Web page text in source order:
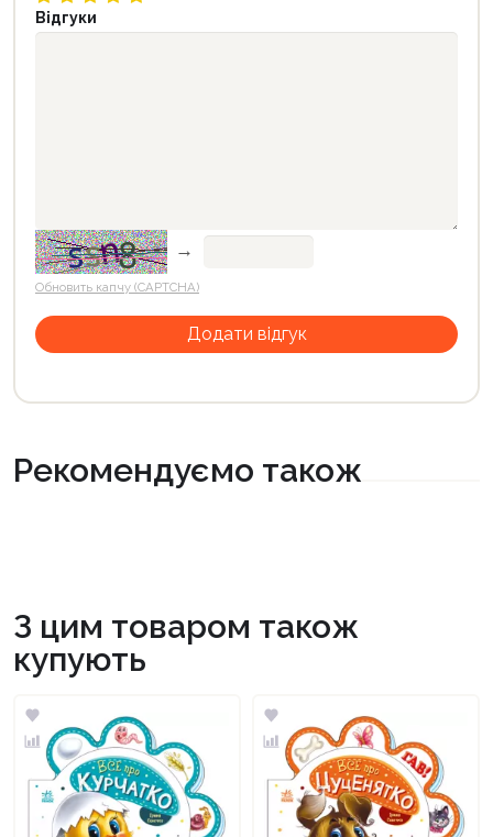
Відгуки
→
Обновить капчу (CAPTCHA)
Рекомендуємо також
З цим товаром також
купують